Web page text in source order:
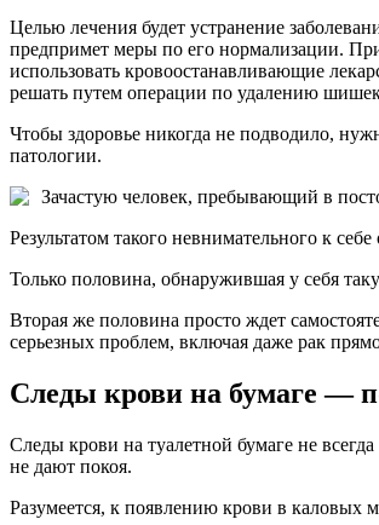
Целью лечения будет устранение
предпримет меры по его нормализации.
использовать кровоостанавливающие
решать путем операции по удалению
Чтобы здоровье никогда не подводило,
патологии.
Зачастую человек, пребывающий в
Результатом такого невнимательного к
Только половина, обнаружившая у себя
Вторая же половина просто ждет
серьезных проблем, включая даже рак
Следы крови на бумаге —
Следы крови на туалетной бумаге не
не дают покоя.
Разумеется, к появлению крови в каловых